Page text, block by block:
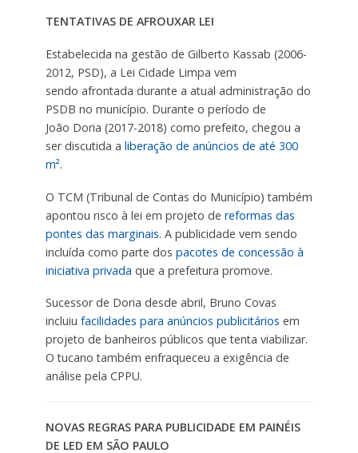
TENTATIVAS DE AFROUXAR LEI
Estabelecida na gestão de Gilberto Kassab (2006-
2012, PSD), a Lei Cidade Limpa vem
sendo afrontada durante a atual administração do
PSDB no município. Durante o período de
João Doria (2017-2018) como prefeito, chegou a
ser discutida a liberação de anúncios de até 300
m².
O TCM (Tribunal de Contas do Município​) também
apontou risco à lei em projeto de reformas das
pontes das marginais. A publicidade vem sendo
incluída como parte dos pacotes de concessão à
iniciativa privada que a prefeitura promove.
Sucessor de Doria desde abril, Bruno Covas
incluiu facilidades para anúncios publicitários em
projeto de banheiros públicos que tenta viabilizar.
O tucano também enfraqueceu a exigência de
análise pela CPPU.​
NOVAS REGRAS PARA PUBLICIDADE EM PAINÉIS
DE LED EM SÃO PAULO